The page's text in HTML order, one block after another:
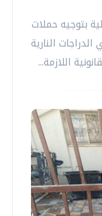
بتوجيه حملات
النارية
اللازمة...